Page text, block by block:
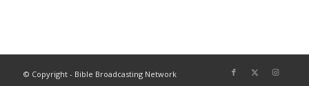
© Copyright - Bible Broadcasting Network